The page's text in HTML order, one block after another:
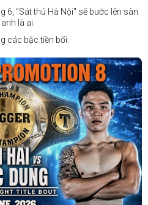
6, "Sát thủ Hà Nội" sẽ bước lên sàn
là ai.
các bậc tiền bối.